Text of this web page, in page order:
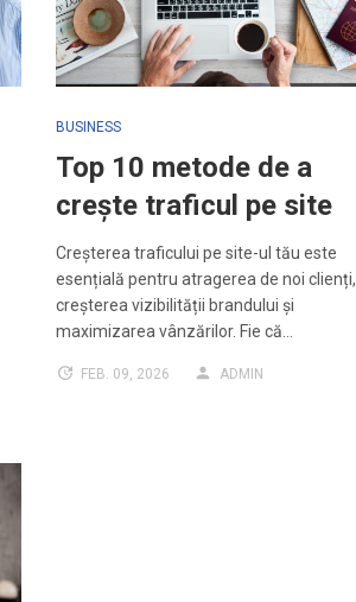
BUSINESS
Top 10 metode de a
crește traficul pe site
Creșterea traficului pe site-ul tău este
esențială pentru atragerea de noi clienți,
creșterea vizibilității brandului și
maximizarea vânzărilor. Fie că…
FEB. 09, 2026 ADMIN